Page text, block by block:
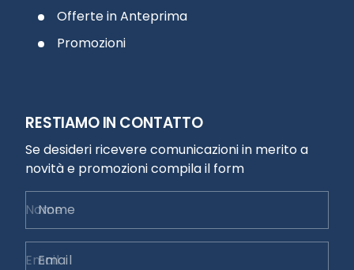
Offerte in Anteprima
Promozioni
RESTIAMO IN CONTATTO
Se desideri ricevere comunicazioni in merito a
novità e promozioni compila il form
Nome
Email